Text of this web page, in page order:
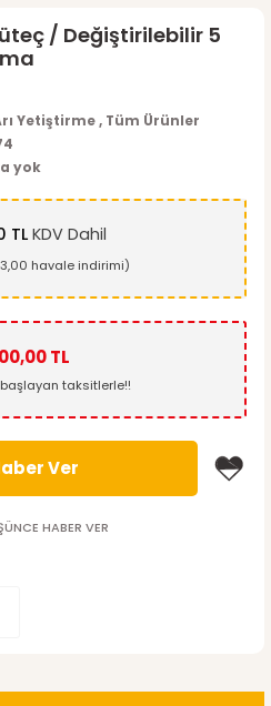
/ Değiştirilebilir 5
Yetiştirme, Tüm Ürünler
yok
TLKDV Dahil
havale indirimi)
TL
başlayan taksitlerle!!
Ver
HABER VER